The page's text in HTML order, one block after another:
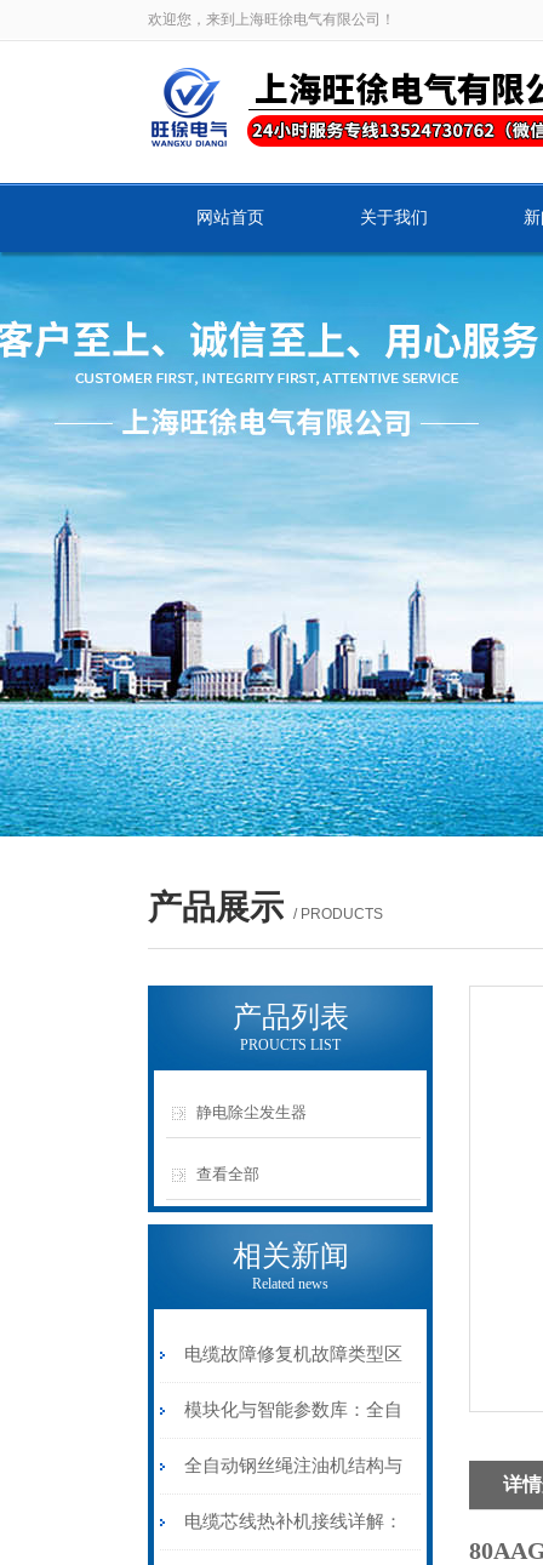
欢迎您，来到上海旺徐电气有限公司！
网站首页 关于我们
产品展示 / PRODUCTS
产品列表
PROUCTS LIST
静电除尘发生器
查看全部
相关新闻
Related news
电缆故障修复机故障类型区
分指南：从“绝缘电
阻”到“波形特征”的精准诊
断逻辑
模块化与智能参数库：全自
动电缆修复机的快速换型逻
辑
全自动钢丝绳注油机结构与
工作原理：揭秘高效润滑的
电缆芯线热补机接线详解：
详